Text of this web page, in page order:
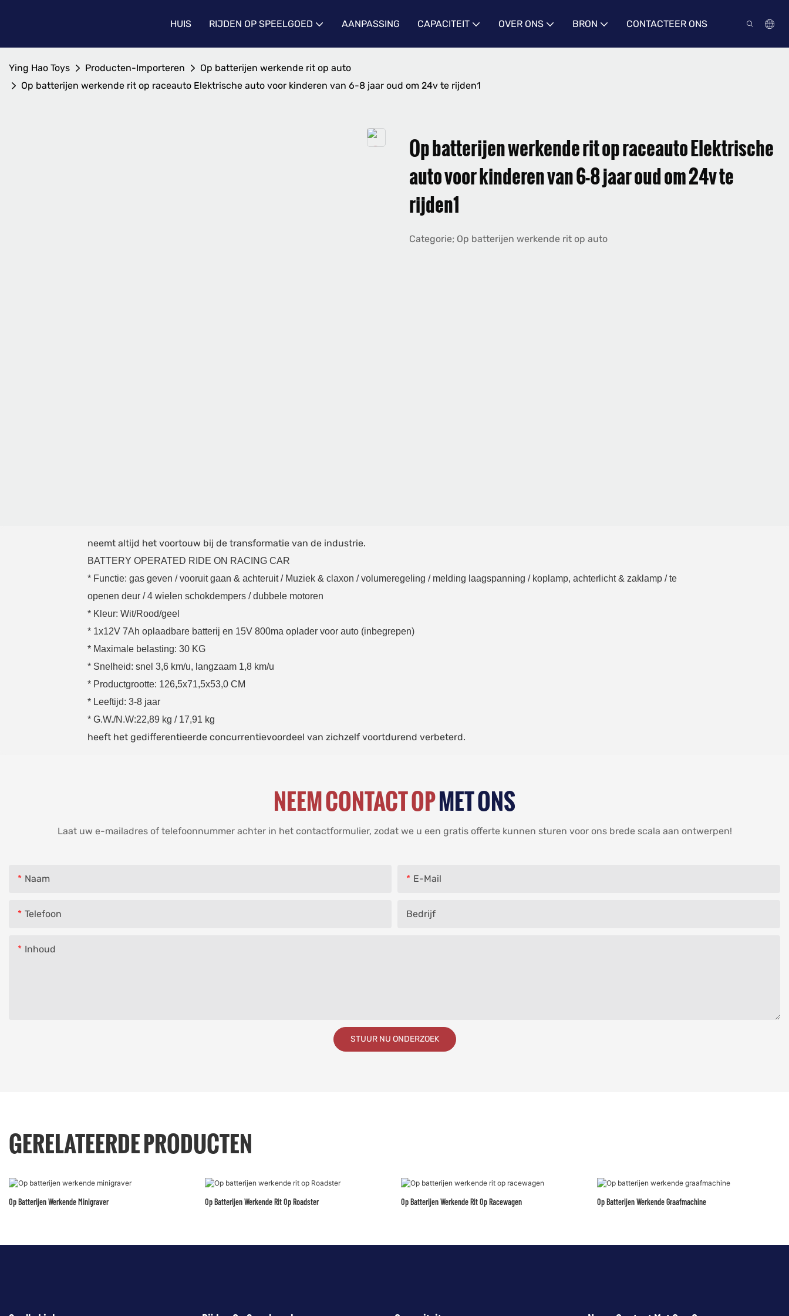
HUIS RIJDEN OP SPEELGOED AANPASSING CAPACITEIT OVER ONS BRON CONTACTEER ONS
Ying Hao Toys Producten-Importeren
Op batterijen werkende rit op auto
Op batterijen werkende rit op raceauto Elektrische auto voor kinderen van 6-8 jaar oud om 24v te rijden1
Op batterijen werkende rit op raceauto Elektrische
auto voor kinderen van 6-8 jaar oud om 24v te
rijden1
Categorie; Op batterijen werkende rit op auto
neemt altijd het voortouw bij de transformatie van de industrie.
BATTERY OPERATED RIDE ON RACING CAR
* Functie: gas geven / vooruit gaan & achteruit / Muziek & claxon / volumeregeling / melding laagspanning / koplamp, achterlicht & zaklamp / te
openen deur / 4 wielen schokdempers / dubbele motoren
* Kleur: Wit/Rood/geel
* 1x12V 7Ah oplaadbare batterij en 15V 800ma oplader voor auto (inbegrepen)
* Maximale belasting: 30 KG
* Snelheid: snel 3,6 km/u, langzaam 1,8 km/u
* Productgrootte: 126,5x71,5x53,0 CM
* Leeftijd: 3-8 jaar
* G.W./N.W:22,89 kg / 17,91 kg
heeft het gedifferentieerde concurrentievoordeel van zichzelf voortdurend verbeterd.
NEEM CONTACT OPMET ONS
Laat uw e-mailadres of telefoonnummer achter in het contactformulier, zodat we u een gratis offerte kunnen sturen voor ons brede scala aan ontwerpen!
Naam E-Mail
Telefoon Bedrijf
Inhoud
STUUR NU ONDERZOEK
GERELATEERDE PRODUCTEN
Op Batterijen Werkende Minigraver Op Batterijen Werkende Rit Op Roadster Op Batterijen Werkende Rit Op Racewagen Op Batterijen Werkende Graafmachine